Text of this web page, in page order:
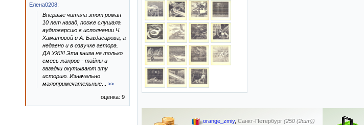
orange_zmiy, Санкт-Петербург (250 (2шт))
Елена0208:
Впервые читала этот роман
10 лет назад, позже слушала
аудиоверсию в исполнении Ч.
Хаматовой и А. Багдасарова, а
недавно и в озвучке автора.
ДА УЖ!!! Эта книга не только
смесь жанров - тайны и
загадки окутывают эту
историю. Изначально
малопримечательные
>>
оценка: 9